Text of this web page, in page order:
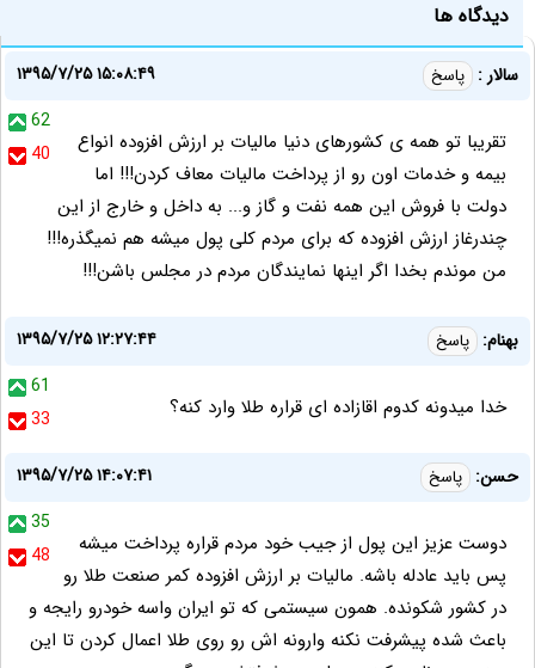
دیدگاه ها
سالار : پاسخ
۱۳۹۵/۷/۲۵ ۱۵:۰۸:۴۹
62
40
تقریبا تو همه ی کشورهای دنیا مالیات بر ارزش افزوده انواع
بیمه و خدمات اون رو از پرداخت مالیات معاف کردن!!! اما
دولت با فروش این همه نفت و گاز و... به داخل و خارج از این
چندرغاز ارزش افزوده که برای مردم کلی پول میشه هم نمیگذره!!!
من موندم بخدا اگر اینها نمایندگان مردم در مجلس باشن!!!
بهنام: پاسخ
۱۳۹۵/۷/۲۵ ۱۲:۲۷:۴۴
61
33
خدا میدونه کدوم اقازاده ای قراره طلا وارد کنه؟
حسن: پاسخ
۱۳۹۵/۷/۲۵ ۱۴:۰۷:۴۱
35
48
دوست عزیز این پول از جیب خود مردم قراره پرداخت میشه
پس باید عادله باشه. مالیات بر ارزش افزوده کمر صنعت طلا رو
در کشور شکونده. همون سیستمی که تو ایران واسه خودرو رایجه و
باعث شده پیشرفت نکنه وارونه اش رو روی طلا اعمال کردن تا این